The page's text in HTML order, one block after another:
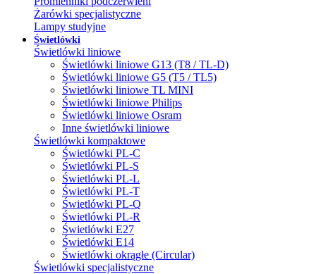
Żarówki specjalistyczne
Lampy studyjne
Świetlówki
Świetlówki liniowe
Świetlówki liniowe G13 (T8 / TL-D)
Świetlówki liniowe G5 (T5 / TL5)
Świetlówki liniowe TL MINI
Świetlówki liniowe Philips
Świetlówki liniowe Osram
Inne świetlówki liniowe
Świetlówki kompaktowe
Świetlówki PL-C
Świetlówki PL-S
Świetlówki PL-L
Świetlówki PL-T
Świetlówki PL-Q
Świetlówki PL-R
Świetlówki E27
Świetlówki E14
Świetlówki okrągłe (Circular)
Świetlówki specjalistyczne